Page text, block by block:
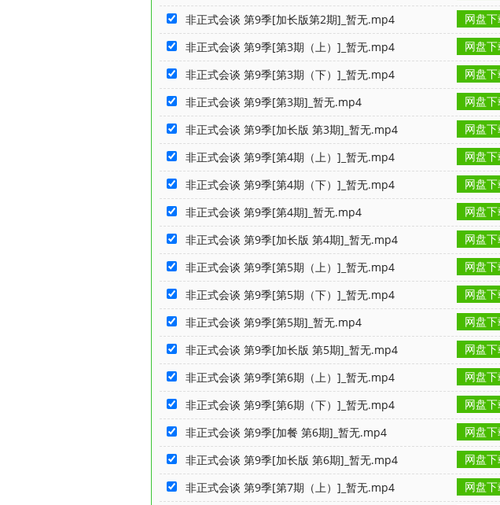
非正式会谈 第9季[加长版第2期]_暂无.mp4
网盘下
非正式会谈 第9季[第3期（上）]_暂无.mp4
网盘下
非正式会谈 第9季[第3期（下）]_暂无.mp4
网盘下
非正式会谈 第9季[第3期]_暂无.mp4
网盘下
非正式会谈 第9季[加长版 第3期]_暂无.mp4
网盘下
非正式会谈 第9季[第4期（上）]_暂无.mp4
网盘下
非正式会谈 第9季[第4期（下）]_暂无.mp4
网盘下
非正式会谈 第9季[第4期]_暂无.mp4
网盘下
非正式会谈 第9季[加长版 第4期]_暂无.mp4
网盘下
非正式会谈 第9季[第5期（上）]_暂无.mp4
网盘下
非正式会谈 第9季[第5期（下）]_暂无.mp4
网盘下
非正式会谈 第9季[第5期]_暂无.mp4
网盘下
非正式会谈 第9季[加长版 第5期]_暂无.mp4
网盘下
非正式会谈 第9季[第6期（上）]_暂无.mp4
网盘下
非正式会谈 第9季[第6期（下）]_暂无.mp4
网盘下
非正式会谈 第9季[加餐 第6期]_暂无.mp4
网盘下
非正式会谈 第9季[加长版 第6期]_暂无.mp4
网盘下
非正式会谈 第9季[第7期（上）]_暂无.mp4
网盘下